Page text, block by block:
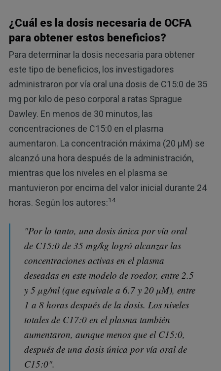
¿Cuál es la dosis necesaria de OCFA
para obtener estos beneficios?
Para determinar la dosis necesaria para obtener
este tipo de beneficios, los investigadores
administraron por vía oral una dosis de C15:0 de 35
mg por kilo de peso corporal a ratas Sprague
Dawley. En menos de 30 minutos, las
concentraciones de C15:0 en el plasma
aumentaron. La concentración máxima (20 µM) se
alcanzó una hora después de la administración,
mientras que los niveles en el plasma se
mantuvieron por encima del valor inicial durante 24
horas. Según los autores:14
"Por lo tanto, una dosis única por vía oral
de C15:0 de 35 mg/kg logró alcanzar las
concentraciones activas en el plasma
deseadas en este modelo de roedor, entre 2.5
y 5 µg/ml (que equivale a 6.7 ​​y 20 µM), entre
1 a 8 horas después de la dosis. Los niveles
totales de C17:0 en el plasma también
aumentaron, aunque menos que el C15:0,
después de una dosis única por vía oral de
C15:0".